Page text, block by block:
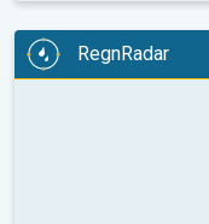
RegnRadar